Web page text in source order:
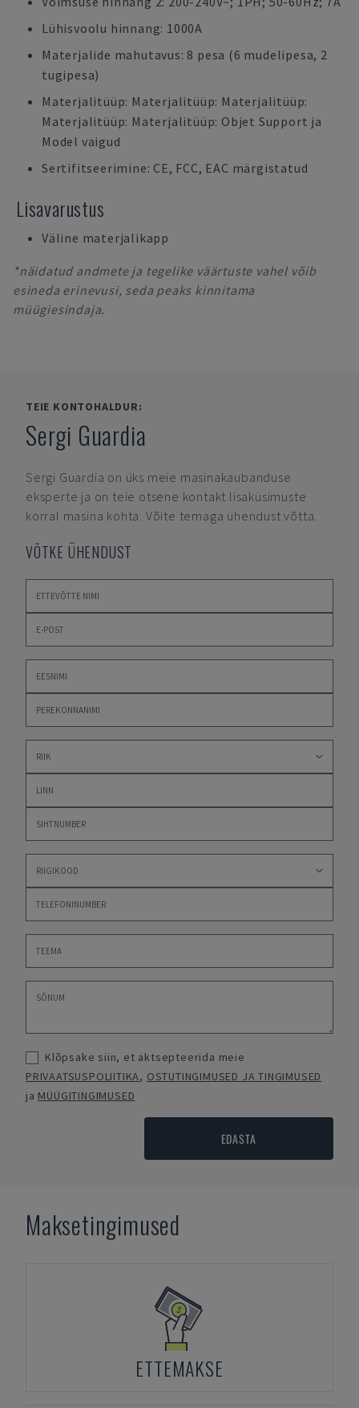
Lühisvoolu hinnang: 1000A
Materjalide mahutavus: 8 pesa (6 mudelipesa, 2
tugipesa)
Materjalitüüp: Materjalitüüp: Materjalitüüp:
Materjalitüüp: Materjalitüüp: Objet Support ja
Model vaigud
Sertifitseerimine: CE, FCC, EAC märgistatud
Lisavarustus
Väline materjalikapp
*näidatud andmete ja tegelike väärtuste vahel võib
esineda erinevusi, seda peaks kinnitama
müügiesindaja.
TEIE KONTOHALDUR:
Sergi Guardia
Sergi Guardia on üks meie masinakaubanduse
eksperte ja on teie otsene kontakt lisaküsimuste
korral masina kohta. Võite temaga ühendust võtta.
VÕTKE ÜHENDUST
Klõpsake siin, et aktsepteerida meie
PRIVAATSUSPOLIITIKA, OSTUTINGIMUSED JA TINGIMUSED
ja MÜÜGITINGIMUSED
EDASTA
Maksetingimused
ETTEMAKSE